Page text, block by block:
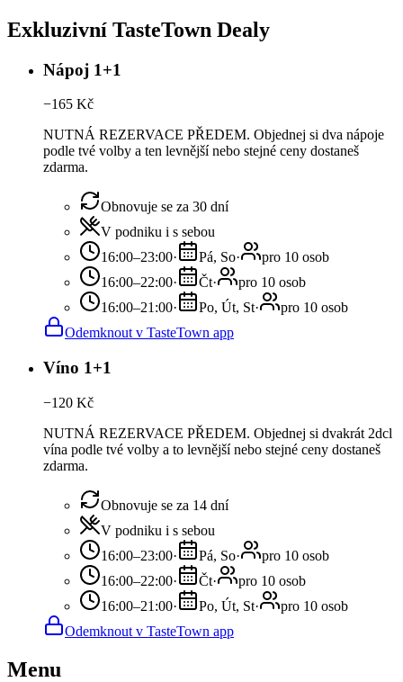
Exkluzivní TasteTown Dealy
Nápoj 1+1
−165 Kč
NUTNÁ REZERVACE PŘEDEM. Objednej si dva nápoje
podle tvé volby a ten levnější nebo stejné ceny dostaneš
zdarma.
Obnovuje se za 30 dní
V podniku i s sebou
16:00–23:00· Pá, So·
pro 10 osob
16:00–22:00· Čt·
pro 10 osob
16:00–21:00· Po, Út, St·
pro 10 osob
Odemknout v TasteTown app
Víno 1+1
−120 Kč
NUTNÁ REZERVACE PŘEDEM. Objednej si dvakrát 2dcl
vína podle tvé volby a to levnější nebo stejné ceny dostaneš
zdarma.
Obnovuje se za 14 dní
V podniku i s sebou
16:00–23:00· Pá, So·
pro 10 osob
16:00–22:00· Čt·
pro 10 osob
16:00–21:00· Po, Út, St·
pro 10 osob
Odemknout v TasteTown app
Menu